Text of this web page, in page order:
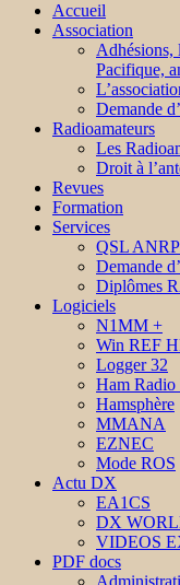
Accueil
Association
Adhésions,
Pacifique,
Demande
Radioamateurs
Les
Droit à
Revues
Formation
Services
QSL
Demande
Diplômes
Logiciels
N1MM +
Win REF
Logger 32
Ham Radio
Hamsphère
MMANA
EZNEC
Mode ROS
Actu DX
EA1CS
DX
VIDEOS
PDF docs